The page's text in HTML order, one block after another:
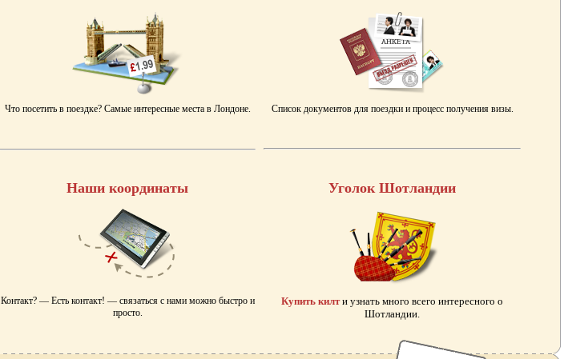
Что посетить в поездке? Самые интересные места в Лондоне. Список документов для поездки и процесс получения визы.
Наши координаты Уголок Шотландии
Контакт? — Есть контакт! — связаться с нами можно быстро и
просто.
Купить килти узнать много всего интересного о
Шотландии.